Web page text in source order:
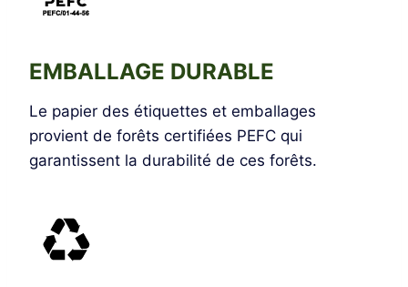
EMBALLAGE DURABLE
Le papier des étiquettes et emballages
provient de forêts certifiées PEFC qui
garantissent la durabilité de ces forêts.